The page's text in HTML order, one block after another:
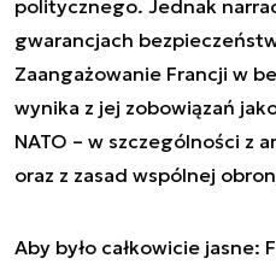
politycznego. Jednak
gwarancjach
Zaangażowanie Francji w
wynika z jej zobowiązań
NATO – w szczególności z
oraz z zasad wspólnej
Aby było całkowicie jasne: